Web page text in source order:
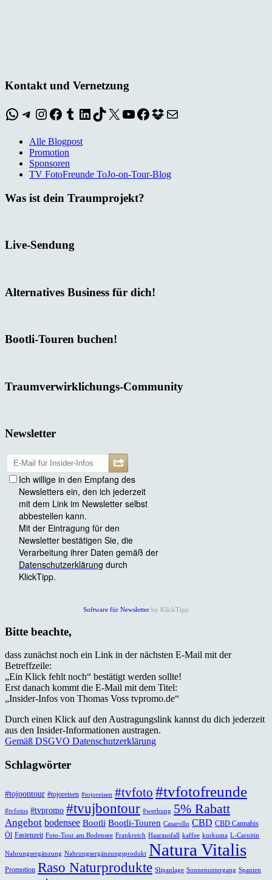
Kontakt und Vernetzung
WhatsApp
Telegram
Instagram
Facebook
Tumblr
LinkedIn
TikTok
X YouTube
Facebook
Dropbox
E-Mail
Alle Blogpost
Promotion
Sponsoren
TV FotoFreunde ToJo-on-Tour-Blog
Was ist dein Traumprojekt?
Live-Sendung
Alternatives Business für dich!
Bootli-Touren buchen!
Traumverwirklichungs-Community
Newsletter
Software für Newsletter by KlickTipp
Bitte beachte,
dass zunächst noch ein Link in der nächsten E-Mail mit der
Betreffzeile:
„Ein Klick fehlt noch“ bestätigt werden sollte!
Erst danach kommt die E-Mail mit dem Titel:
„Insider-Infos von Thomas Voss tvpromo.de“
Durch einen Klick auf den Austragungslink kannst du dich jederzeit
aus den Insider-Informationen austragen.
Gemäß DSGVO Datenschutzerklärung
Schlagwörter
#tojoontour #tojoreisen #tojoreisen #tvfoto #tvfotofreunde
#tvfotos #tvpromo #tvujbontour #werbung 5% Rabatt
Angebot bodensee Bootli Bootli-Touren Casarollo CBD CBD Cannabis
Öl Fastenzeit Foto-Tour am Bodensee Frankreich Haarausfall kaffee kurkuma L-Carnitin
Nahrungsergänzung Nahrungsergänzungsprodukt Natura Vitalis
Promotion Raso Naturprodukte Slipanlage Sonnenuntergang Spanien